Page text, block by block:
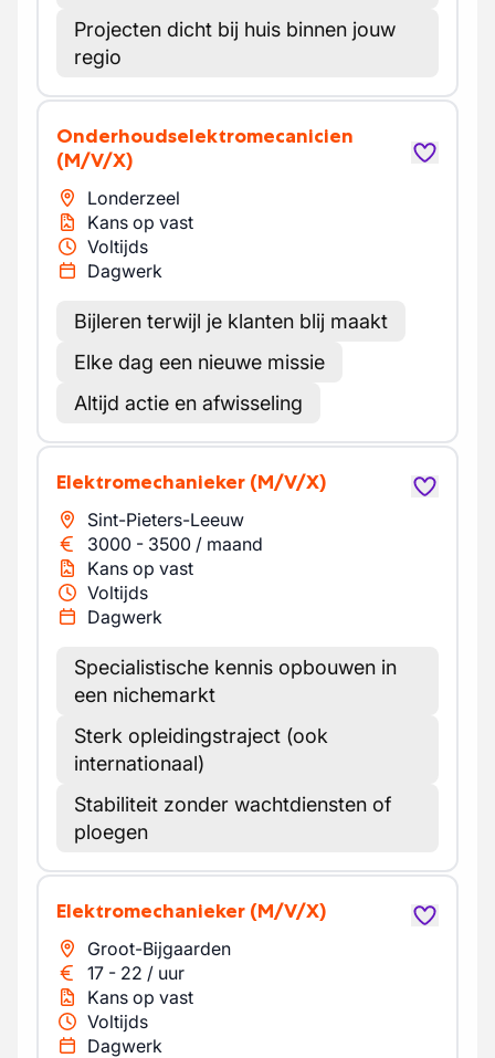
Projecten dicht bij huis binnen jouw
regio
Onderhoudselektromecanicien
(M/V/X)
Londerzeel
Kans op vast
Voltijds
Dagwerk
Bijleren terwijl je klanten blij maakt
Elke dag een nieuwe missie
Altijd actie en afwisseling
Elektromechanieker (M/V/X)
Sint-Pieters-Leeuw
3000 - 3500 / maand
Kans op vast
Voltijds
Dagwerk
Specialistische kennis opbouwen in
een nichemarkt
Sterk opleidingstraject (ook
internationaal)
Stabiliteit zonder wachtdiensten of
ploegen
Elektromechanieker (M/V/X)
Groot-Bijgaarden
17 - 22 / uur
Kans op vast
Voltijds
Dagwerk